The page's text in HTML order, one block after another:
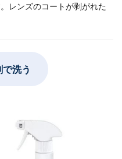
レンズのコートが剥がれた
洗う